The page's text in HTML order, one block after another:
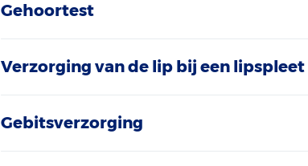
Gehoortest
Verzorging van de lip bij een lipspleet
Gebitsverzorging